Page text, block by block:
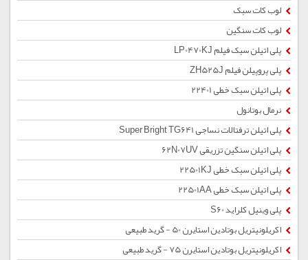
لوب کات سبک
لوب کات سنگین
پلی اتیلن سبک فیلم LP0470KJ
پلی پروپیلن فیلم ZH525J
پلی اتیلن سبک خطی 22401
نرمال بوتانول
پلی اتیلن ترفتالات نساجی Super Bright TG641
پلی اتیلن سنگین تزریقی 62N07UV
پلی اتیلن سبک خطی 22501KJ
پلی اتیلن سبک خطی 22501AA
پلی وینیل کلراید S60
اکریلونیتریل بوتادین استایرن 50 - گرید طبیعی
اکریلونیتریل بوتادین استایرن 75 - گرید طبیعی